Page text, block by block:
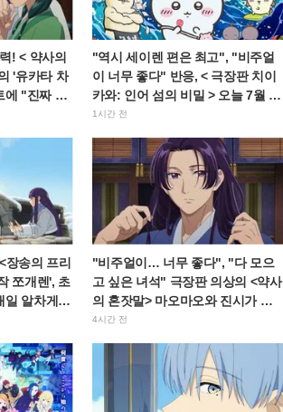
! < 약사의
'유카타 차
에 "진짜 심
겨야 한다"
"역시 세이렌 편은 최고", "비주얼
이 너무 좋다" 반응, < 극장판 치이
카와: 인어 섬의 비밀 > 오늘 7월 24
일 개봉
1시간 전
송의 프리
쪼개렌', 초
일 알차게
"비주얼이… 너무 좋다", "다 모으
고 싶은 녀석" 극장판 의상의 <약사
의 혼잣말> 마오마오와 진시가 정
교한 피규어로 입체화
4시간 전